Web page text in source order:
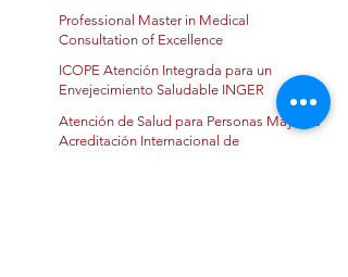
Professional Master in Medical
Consultation of Excellence
ICOPE Atención Integrada para un
Envejecimiento Saludable INGER
Atención de Salud para Personas Mayores
Acreditación Internacional de